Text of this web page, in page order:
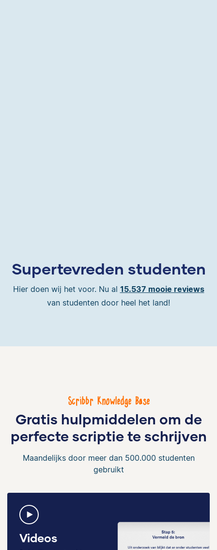
Supertevreden studenten
Hier doen wij het voor. Nu al 15.537 mooie reviews
van studenten door heel het land!
Scribbr Knowledge Base
Gratis hulpmiddelen om de
perfecte scriptie te schrijven
Maandelijks door meer dan 500.000 studenten
gebruikt
Videos